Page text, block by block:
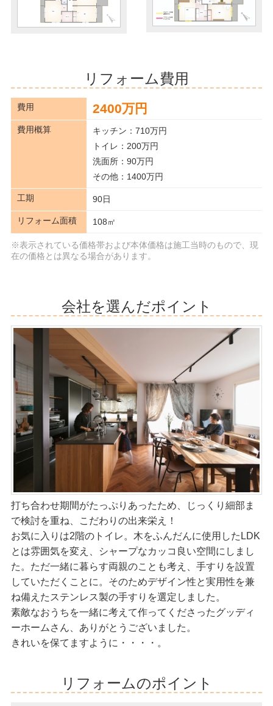
リフォーム費用
費用 2400万円
費用概算
キッチン：710万円
トイレ：200万円
洗面所：90万円
その他：1400万円
工期 90日
リフォーム面積 108㎡
※表示されている価格帯および本体価格は施工当時のもので、現
在の価格とは異なる場合があります。
会社を選んだポイント
打ち合わせ期間がたっぷりあったため、じっくり細部ま
で検討を重ね、こだわりの出来栄え！
お気に入りは2階のトイレ。木をふんだんに使用したLDK
とは雰囲気を変え、シャープなカッコ良い空間にしまし
た。ただ一緒に暮らす両親のことも考え、手すりを設置
していただくことに。そのためデザイン性と実用性を兼
ね備えたステンレス製の手すりを選定しました。
素敵なおうちを一緒に考えて作ってくださったグッディ
ーホームさん、ありがとうございました。
きれいを保てますように・・・・。
リフォームのポイント